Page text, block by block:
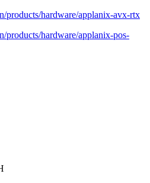
products/hardware/applanix-avx-rtx
products/hardware/applanix-pos-